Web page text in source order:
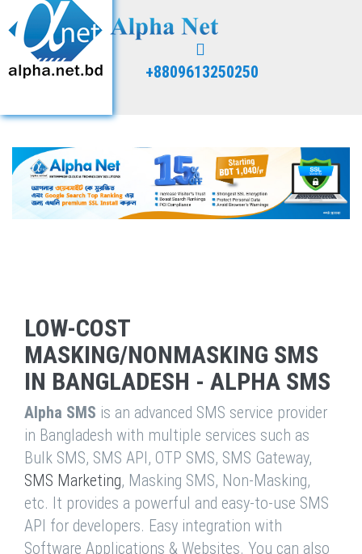
+8809613250250
LOW-COST
MASKING/NONMASKING SMS
IN BANGLADESH - ALPHA SMS
Alpha SMS is an advanced SMS service provider
in Bangladesh with multiple services such as
Bulk SMS, SMS API, OTP SMS, SMS Gateway,
SMS Marketing, Masking SMS, Non-Masking,
etc. It provides a powerful and easy-to-use SMS
API for developers. Easy integration with
Software Applications & Websites. You can also